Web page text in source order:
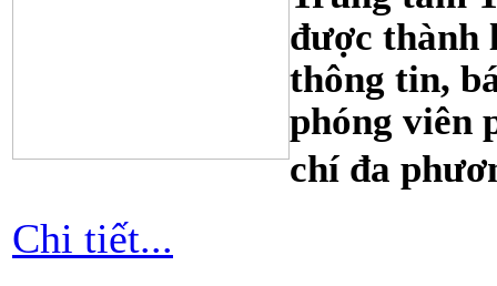
được thành
thông tin,
phóng viên
chí đa
Chi tiết...